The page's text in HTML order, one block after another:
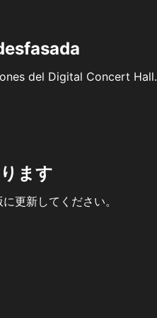
del Digital Concert Hall.
ます
更新してください。